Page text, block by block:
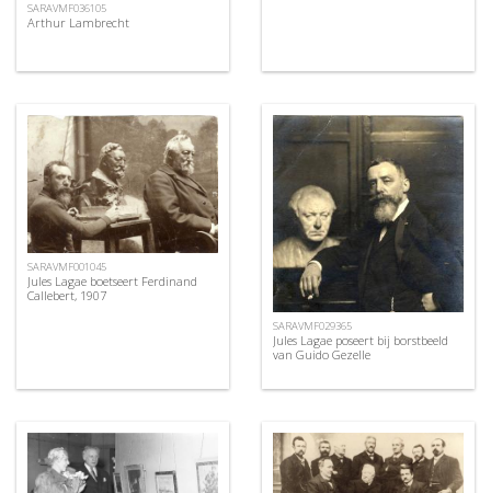
SARAVMF036105
Arthur Lambrecht
SARAVMF001045
Jules Lagae boetseert Ferdinand
Callebert, 1907
SARAVMF029365
Jules Lagae poseert bij borstbeeld
van Guido Gezelle